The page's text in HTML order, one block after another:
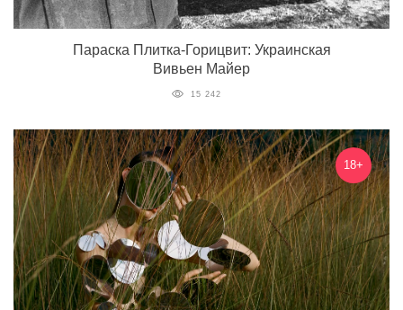
Параска Плитка-Горицвит: Украинская
Вивьен Майер
15 242
18+